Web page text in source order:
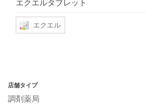
エクエルタブレット
エクエル
店舗タイプ
調剤薬局